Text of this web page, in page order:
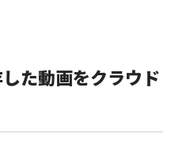
た動画をクラウド